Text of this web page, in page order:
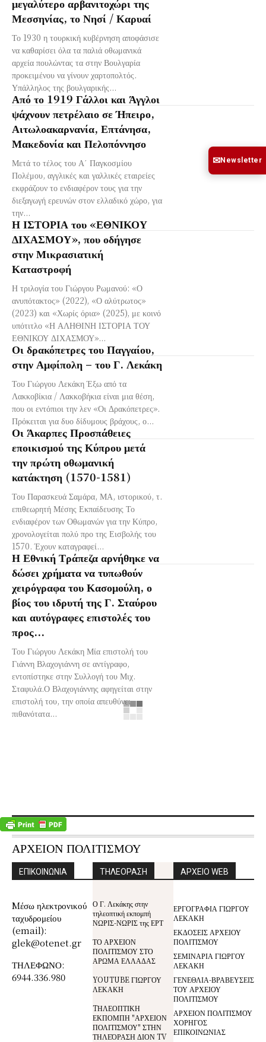
Μεσσηνίας, το Νησί / Καρυαί
Το 1930 η τουρκική κυβέρνηση αποφάσισε
να καθαρίσει όλα τα παλιά οθωμανικά
αρχεία πουλώντας τα στην Βουλγαρία
προκειμένου να γίνουν χαρτοπολτός.
Υπάλληλος της βουλγαρικής...
Από το 1919 Γάλλοι και Άγγλοι
ψάχνουν πετρέλαιο σε Ήπειρο,
Αιτωλοακαρνανία, Επτάνησα,
Μακεδονία και Πελοπόννησο
Μετά το τέλος του Α΄ Παγκοσμίου
Πολέμου, αγγλικές και γαλλικές εταιρείες
εκφράζουν το ενδιαφέρον τους για την
διεξαγωγή ερευνών στον ελλαδικό χώρο, για
την...
Η ΙΣΤΟΡΙΑ του «ΕΘΝΙΚΟΥ
ΔΙΧΑΣΜΟΥ», που οδήγησε
στην Μικρασιατική
Καταστροφή
Η τριλογία του Γιώργου Ρωμανού: «Ο
ανυπότακτος» (2022), «Ο αλύτρωτος»
(2023) και «Χωρίς όρια» (2025), με κοινό
υπότιτλο «Η ΑΛΗΘΙΝΗ ΙΣΤΟΡΙΑ ΤΟΥ
ΕΘΝΙΚΟΥ ΔΙΧΑΣΜΟΥ»...
Οι δρακόπετρες του Παγγαίου,
στην Αμφίπολη – του Γ. Λεκάκη
Του Γιώργου Λεκάκη Έξω από τα
Λακκοβίκια / Λακκοβήκια είναι μια θέση,
που οι εντόπιοι την λεν «Οι Δρακόπετρες».
Πρόκειται για δυο δίδυμους βράχους, ο...
Οι Άκαρπες Προσπάθειες
εποικισμού της Κύπρου μετά
την πρώτη οθωμανική
κατάκτηση (1570-1581)
Του Παρασκευά Σαμάρα, ΜΑ, ιστορικού, τ.
επιθεωρητή Μέσης Εκπαίδευσης Το
ενδιαφέρον των Οθωμανών για την Κύπρο,
χρονολογείται πολύ προ της Εισβολής του
1570. Έχουν καταγραφεί...
Η Εθνική Τράπεζα αρνήθηκε να
δώσει χρήματα να τυπωθούν
χειρόγραφα του Κασομούλη, ο
βίος του ιδρυτή της Γ. Σταύρου
και αυτόγραφες επιστολές του
προς...
Του Γιώργου Λεκάκη Μία επιστολή του
Γιάννη Βλαχογιάννη σε αντίγραφο,
εντοπίστηκε στην Συλλογή του Μιχ.
Σταφυλά.Ο Βλαχογιάννης αφηγείται στην
επιστολή του, την οποία απευθύνει
πιθανότατα...
ΑΡΧΕΙΟΝ ΠΟΛΙΤΙΣΜΟΥ
ΕΠΙΚΟΙΝΩΝΙΑ
Mέσω ηλεκτρονικού
ταχυδρομείου
(email):
glek@otenet.gr
ΤΗΛΕΦΩΝΟ:
6944.336.980
ΤΗΛΕΟΡΑΣΗ
Ο Γ. Λεκάκης στην
τηλεοπτική εκπομπή
ΝΩΡΙΣ-ΝΩΡΙΣ της ΕΡΤ
ΤΟ ΑΡΧΕΙΟΝ
ΠΟΛΙΤΙΣΜΟΥ ΣΤΟ
ΑΡΩΜΑ ΕΛΛΑΔΑΣ
YOUTUBE ΓΙΩΡΓΟΥ
ΛΕΚΑΚΗ
TΗΛΕΟΠΤΙΚΗ
ΕΚΠΟΜΠΗ "ΑΡΧΕΙΟΝ
ΠΟΛΙΤΙΣΜΟΥ" ΣΤΗΝ
ΤΗΛΕΌΡΑΣΗ ΔΙΟΝ TV
ΑΡΧΕΙΟ WEB
ΕΡΓΟΓΡΑΦΙΑ ΓΙΩΡΓΟΥ
ΛΕΚΑΚΗ
ΕΚΔΟΣΕΙΣ ΑΡΧΕΙΟΥ
ΠΟΛΙΤΙΣΜΟΥ
ΣΕΜΙΝΑΡΙΑ ΓΙΩΡΓΟΥ
ΛΕΚΑΚΗ
ΓΕΝΕΘΛΙΑ-ΒΡΑΒΕΥΣΕΙΣ
ΤΟΥ ΑΡΧΕΙΟΥ
ΠΟΛΙΤΙΣΜΟΥ
ΑΡΧΕΙΟΝ ΠΟΛΙΤΙΣΜΟΥ
ΧΟΡΗΓΟΣ
ΕΠΙΚΟΙΝΩΝΙΑΣ
✉Newsletter